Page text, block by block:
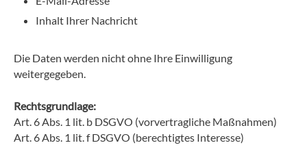
Inhalt Ihrer Nachricht
Die Daten werden nicht ohne Ihre Einwilligung
weitergegeben.
Rechtsgrundlage:
Art. 6 Abs. 1 lit. b DSGVO (vorvertragliche Maßnahmen)
Art. 6 Abs. 1 lit. f DSGVO (berechtigtes Interesse)